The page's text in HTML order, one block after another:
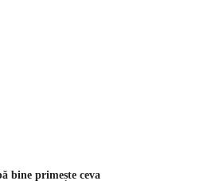
bine primește ceva